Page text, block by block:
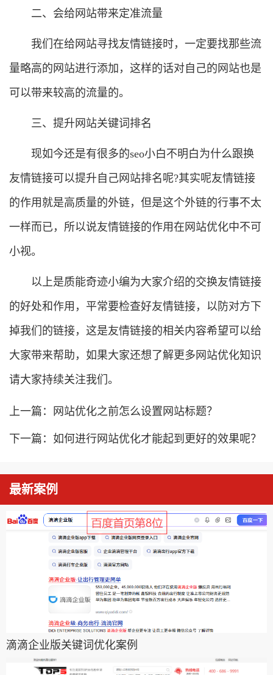
二、会给网站带来定准流量
我们在给网站寻找友情链接时，一定要找那些流
量略高的网站进行添加，这样的话对自己的网站也是
可以带来较高的流量的。
三、提升网站关键词排名
现如今还是有很多的seo小白不明白为什么跟换
友情链接可以提升自己网站排名呢?其实呢友情链接
的作用就是高质量的外链，但是这个外链的行事不太
一样而已，所以说友情链接的作用在网站优化中不可
小视。
以上是质能奇迹小编为大家介绍的交换友情链接
的好处和作用，平常要检查好友情链接，以防对方下
掉我们的链接，这是友情链接的相关内容希望可以给
大家带来帮助，如果大家还想了解更多网站优化知识
请大家持续关注我们。
上一篇： 网站优化之前怎么设置网站标题？
下一篇： 如何进行网站优化才能起到更好的效果呢？
最新案例
滴滴企业版关键词优化案例